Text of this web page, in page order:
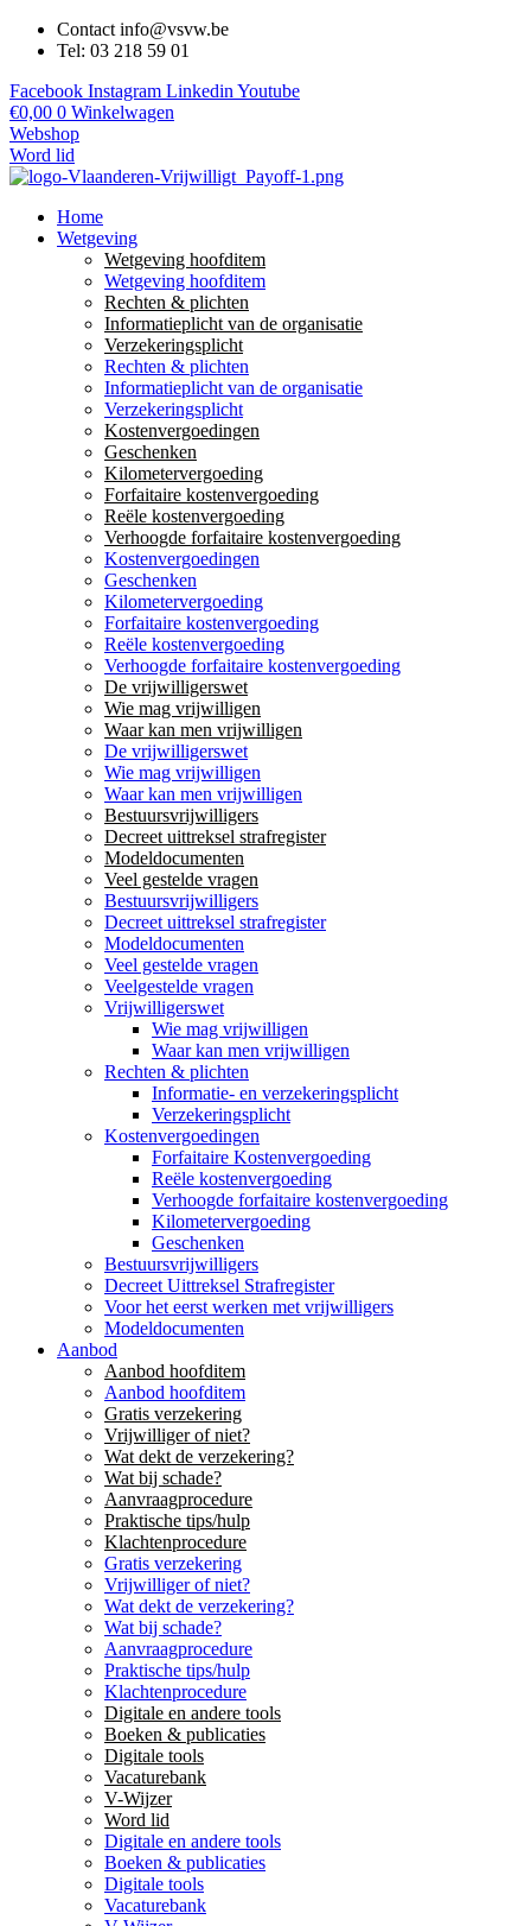
Contact info@vsvw.be
Tel: 03 218 59 01
Facebook Instagram Linkedin Youtube
€0,00 0 Winkelwagen
Webshop
Word lid
Home
Wetgeving
Wetgeving hoofditem
Wetgeving hoofditem
Rechten & plichten
Informatieplicht van de organisatie
Verzekeringsplicht
Rechten & plichten
Informatieplicht van de organisatie
Verzekeringsplicht
Kostenvergoedingen
Geschenken
Kilometervergoeding
Forfaitaire kostenvergoeding
Reële kostenvergoeding
Verhoogde forfaitaire kostenvergoeding
Kostenvergoedingen
Geschenken
Kilometervergoeding
Forfaitaire kostenvergoeding
Reële kostenvergoeding
Verhoogde forfaitaire kostenvergoeding
De vrijwilligerswet
Wie mag vrijwilligen
Waar kan men vrijwilligen
De vrijwilligerswet
Wie mag vrijwilligen
Waar kan men vrijwilligen
Bestuursvrijwilligers
Decreet uittreksel strafregister
Modeldocumenten
Veel gestelde vragen
Bestuursvrijwilligers
Decreet uittreksel strafregister
Modeldocumenten
Veel gestelde vragen
Veelgestelde vragen
Vrijwilligerswet
Wie mag vrijwilligen
Waar kan men vrijwilligen
Rechten & plichten
Informatie- en verzekeringsplicht
Verzekeringsplicht
Kostenvergoedingen
Forfaitaire Kostenvergoeding
Reële kostenvergoeding
Verhoogde forfaitaire kostenvergoeding
Kilometervergoeding
Geschenken
Bestuursvrijwilligers
Decreet Uittreksel Strafregister
Voor het eerst werken met vrijwilligers
Modeldocumenten
Aanbod
Aanbod hoofditem
Aanbod hoofditem
Gratis verzekering
Vrijwilliger of niet?
Wat dekt de verzekering?
Wat bij schade?
Aanvraagprocedure
Praktische tips/hulp
Klachtenprocedure
Gratis verzekering
Vrijwilliger of niet?
Wat dekt de verzekering?
Wat bij schade?
Aanvraagprocedure
Praktische tips/hulp
Klachtenprocedure
Digitale en andere tools
Boeken & publicaties
Digitale tools
Vacaturebank
V-Wijzer
Word lid
Digitale en andere tools
Boeken & publicaties
Digitale tools
Vacaturebank